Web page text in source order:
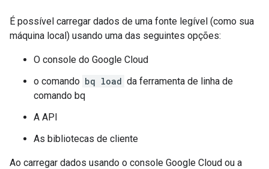
É possível carregar dados de uma fonte legível (como sua
máquina local) usando uma das seguintes opções:
O console do Google Cloud
o comando bq load da ferramenta de linha de
comando bq
A API
As bibliotecas de cliente
Ao carregar dados usando o console Google Cloud ou a